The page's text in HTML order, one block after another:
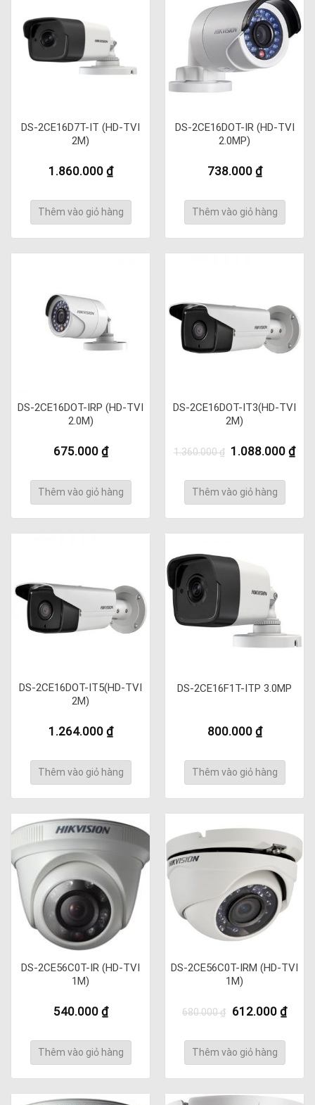
DS-2CE16D7T-IT (HD-TVI
2M)
1.860.000 ₫
Thêm vào giỏ hàng
DS-2CE16DOT-IR (HD-TVI
2.0MP)
738.000 ₫
Thêm vào giỏ hàng
DS-2CE16DOT-IRP (HD-TVI
2.0M)
675.000 ₫
Thêm vào giỏ hàng
DS-2CE16DOT-IT3(HD-TVI
2M)
1.360.000₫ Giá
1.360.000 ₫.
1.088.000₫Giá
Thêm vào giỏ hàng
DS-2CE16DOT-IT5(HD-TVI
2M)
1.264.000 ₫
Thêm vào giỏ hàng
DS-2CE16F1T-ITP 3.0MP
800.000 ₫
Thêm vào giỏ hàng
DS-2CE56C0T-IR (HD-TVI
1M)
540.000 ₫
Thêm vào giỏ hàng
DS-2CE56C0T-IRM (HD-TVI
1M)
680.000₫
Giá
680.000 ₫.
612.000 ₫Giá
Thêm vào giỏ hàng